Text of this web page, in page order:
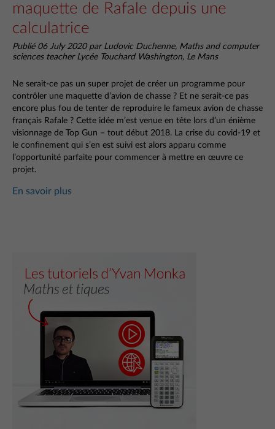
maquette de Rafale depuis une
calculatrice
Publié 06 July 2020 par Ludovic Duchenne, Maths and computer
sciences teacher Lycée Touchard Washington, Le Mans
Ne serait-ce pas un super projet de créer un programme pour
contrôler une maquette d’avion de chasse ? Et ne serait-ce pas
encore plus fou de tenter de reproduire le fameux avion de chasse
français Rafale ? Cette idée m’est venue en tête lors d’un énième
visionnage de Top Gun – tout début 2018. La crise du covid-19 et
le confinement qui s’en est suivi est alors apparu comme
l’opportunité parfaite pour commencer à mettre en œuvre ce
projet.
En savoir plus